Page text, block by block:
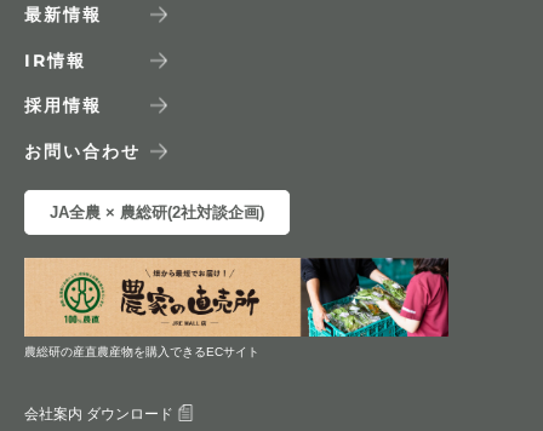
最新情報
IR情報
採用情報
お問い合わせ
JA全農 × 農総研(2社対談企画)
農総研の産直農産物を購入できるECサイト
会社案内 ダウンロード